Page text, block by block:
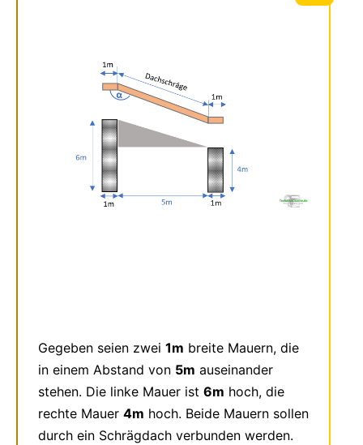
Gegeben seien zwei 1m breite Mauern, die
in einem Abstand von 5m auseinander
stehen. Die linke Mauer ist 6m hoch, die
rechte Mauer 4m hoch. Beide Mauern sollen
durch ein Schrägdach verbunden werden.